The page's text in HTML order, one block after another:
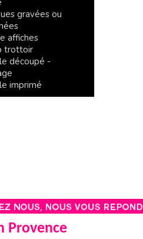
gravées ou
affiches
trottoir
découpé -
imprimé
Provence